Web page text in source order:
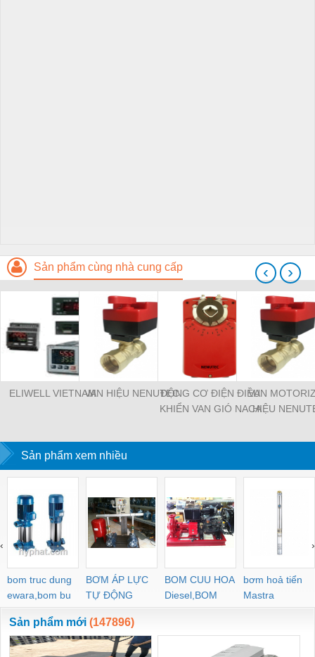
Sản phẩm cùng nhà cung cấp
ELIWELL VIETNAMVAN HIỆU NENUTECĐỘNG CƠ ĐIỆN ĐIỀU
KHIỂN VAN GIÓ NACA
VAN
HIỆU
‹ ›
Sản phẩm xem nhiều
bom truc dung
ewara,bom bu
ewara
BƠM ÁP LỰC
TỰ ĐỘNG
BOM CUU HOA
Diesel,BOM
CHUA CHAY
bơm hoả tiển
Mastra
‹ ›
Sản phẩm mới (147896)